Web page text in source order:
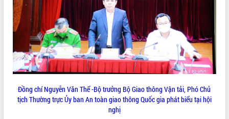
QUY HOẠCH - KẾ HOẠCH
Đồng chí Nguyễn Văn Thể -Bộ trưởng Bộ Giao thông Vận tải, Phó Chủ
tịch Thường trực Ủy ban An toàn giao thông Quốc gia phát biểu tại hội
nghị